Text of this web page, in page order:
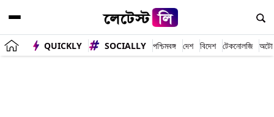
QUICKLY SOCIALLY পশ্চিমবঙ্গ দেশ বিদেশ টেকনোলজি অটো